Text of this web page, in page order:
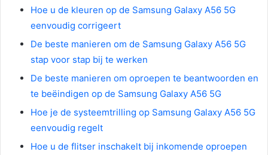
Hoe u de kleuren op de Samsung Galaxy A56 5G
eenvoudig corrigeert
De beste manieren om de Samsung Galaxy A56 5G
stap voor stap bij te werken
De beste manieren om oproepen te beantwoorden en
te beëindigen op de Samsung Galaxy A56 5G
Hoe je de systeemtrilling op Samsung Galaxy A56 5G
eenvoudig regelt
Hoe u de flitser inschakelt bij inkomende oproepen